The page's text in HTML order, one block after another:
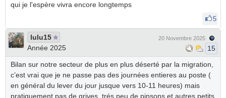
qui je l'espère vivra encore longtemps
5
lulu15
Année 2025
20 Novembre 2025
15
Bilan sur notre secteur de plus en plus déserté par la migration,
c’est vrai que je ne passe pas des journées entieres au poste (
en général du lever du jour jusque vers 10-11 heures) mais
pratiquement pas de grives, trés peu de pinsons et autres petits,